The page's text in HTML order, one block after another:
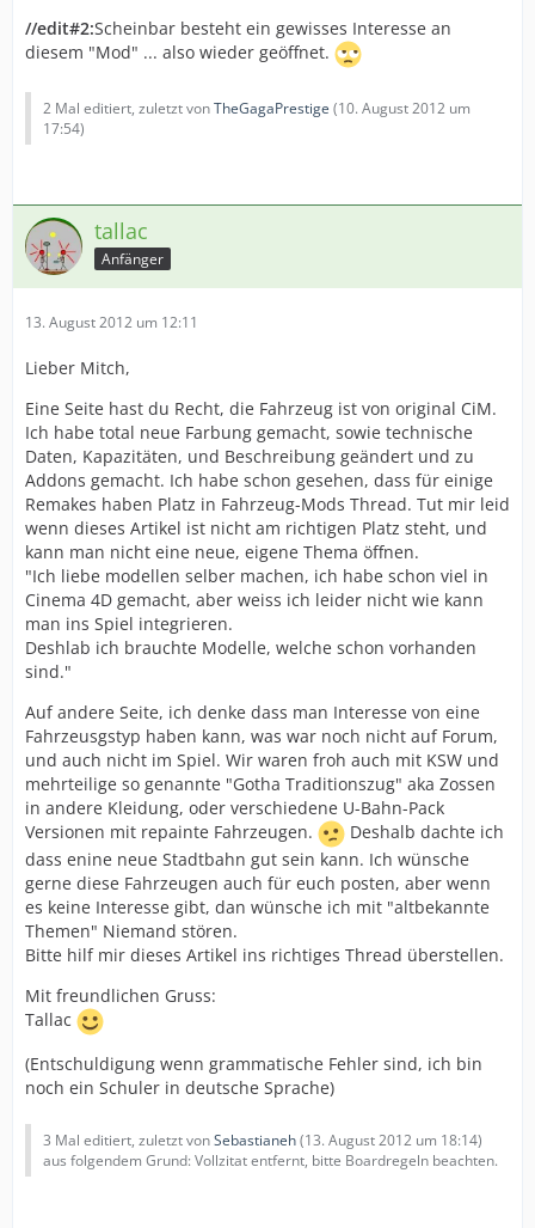
//edit#2:Scheinbar besteht ein gewisses Interesse an
diesem "Mod" ... also wieder geöffnet.
2 Mal editiert, zuletzt vonTheGagaPrestige (10. August 2012 um
17:54)
tallac
Anfänger
13. August 2012 um 12:11
Lieber Mitch,
Eine Seite hast du Recht, die Fahrzeug ist von original CiM.
Ich habe total neue Farbung gemacht, sowie technische
Daten, Kapazitäten, und Beschreibung geändert und zu
Addons gemacht. Ich habe schon gesehen, dass für einige
Remakes haben Platz in Fahrzeug-Mods Thread. Tut mir leid
wenn dieses Artikel ist nicht am richtigen Platz steht, und
kann man nicht eine neue, eigene Thema öffnen.
"Ich liebe modellen selber machen, ich habe schon viel in
Cinema 4D gemacht, aber weiss ich leider nicht wie kann
man ins Spiel integrieren.
Deshlab ich brauchte Modelle, welche schon vorhanden
sind."
Auf andere Seite, ich denke dass man Interesse von eine
Fahrzeusgstyp haben kann, was war noch nicht auf Forum,
und auch nicht im Spiel. Wir waren froh auch mit KSW und
mehrteilige so genannte "Gotha Traditionszug" aka Zossen
in andere Kleidung, oder verschiedene U-Bahn-Pack
Versionen mit repainte Fahrzeugen.
Deshalb dachte ich
dass enine neue Stadtbahn gut sein kann. Ich wünsche
gerne diese Fahrzeugen auch für euch posten, aber wenn
es keine Interesse gibt, dan wünsche ich mit "altbekannte
Themen" Niemand stören.
Bitte hilf mir dieses Artikel ins richtiges Thread überstellen.
Mit freundlichen Gruss:
Tallac
(Entschuldigung wenn grammatische Fehler sind, ich bin
noch ein Schuler in deutsche Sprache)
3 Mal editiert, zuletzt vonSebastianeh(13. August 2012 um 18:14)
aus folgendem Grund: Vollzitat entfernt, bitte Boardregeln beachten.